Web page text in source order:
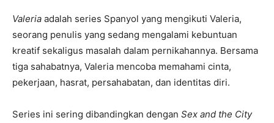
Valeria adalah series Spanyol yang mengikuti Valeria,
seorang penulis yang sedang mengalami kebuntuan
kreatif sekaligus masalah dalam pernikahannya. Bersama
tiga sahabatnya, Valeria mencoba memahami cinta,
pekerjaan, hasrat, persahabatan, dan identitas diri.
Series ini sering dibandingkan dengan Sex and the City